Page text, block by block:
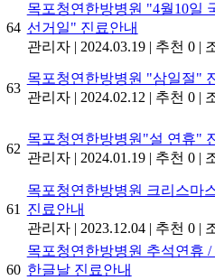
64
목포청연한방병원 "4월10일
선거일" 진료안내
관리자 | 2024.03.19 | 추천 0 |
63
목포청연한방병원 "삼일절"
관리자 | 2024.02.12 | 추천 0 |
62
목포청연한방병원"설 연휴"
관리자 | 2024.01.19 | 추천 0 |
61
목포청연한방병원 크리스마
진료안내
관리자 | 2023.12.04 | 추천 0 |
60
목포청연한방병원 추석연휴 /
한글날 진료안내